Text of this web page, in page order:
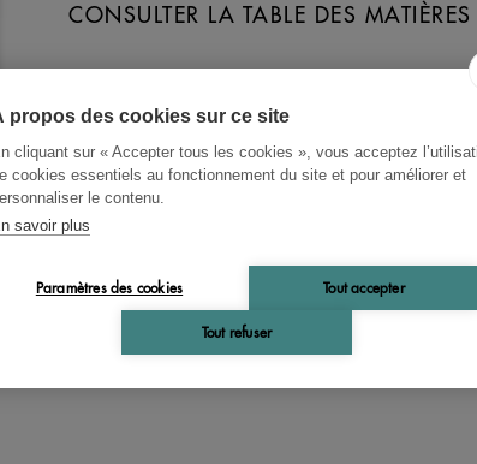
propos des cookies sur ce site
cliquant sur « Accepter tous les cookies », vous acceptez
cookies essentiels au fonctionnement du site et pour améliorer et
le contenu.
savoir plus
Paramètres des cookies Tout accepter
Tout refuser
CONSULTER LA TABLE DES MATIÈRES